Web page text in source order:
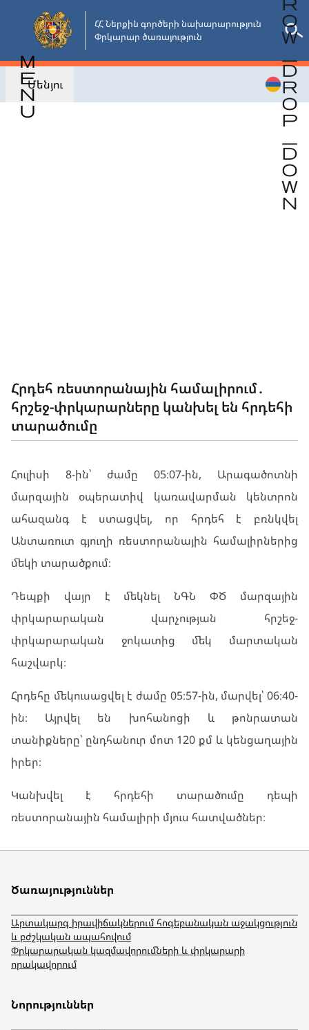
հիմնական
բովանդակությանը
ՀՀ Ներքին գործերի նախարարություն
Փրկարար ծառայություն
Մենյու
Հրդեհ ռեստորանային համալիրում․
հրշեջ-փրկարարները կանխել են հրդեհի
տարածումը
Հուլիսի 8-ին՝ ժամը 05։07-ին, Արագածոտնի
մարզային օպերատիվ կառավարման կենտրոն
ահազանգ է ստացվել, որ հրդեհ է բռնկվել
Անտառուտ գյուղի ռեստորանային համալիրներից
մեկի տարածքում։
Դեպքի վայր է մեկնել ՆԳՆ ՓԾ մարզային
փրկարարական վարչության հրշեջ-
փրկարարական ջոկատից մեկ մարտական
հաշվարկ։
Հրդեհը մեկուսացվել է ժամը 05։57-ին, մարվել՝ 06։40-
ին։ Այրվել են խոհանոցի և թոնրատան
տանիքները՝ ընդհանուր մոտ 120 քմ և կենցաղային
իրեր։
Կանխվել է հրդեհի տարածումը դեպի
ռեստորանային համալիրի մյուս հատվածներ։
Ծառայություններ
Արտակարգ իրավիճակներում հոգեբանական աջակցություն
և բժշկական ապահովում
Փրկարարական կազմավորումների և փրկարարի
որակավորում
Նորություններ